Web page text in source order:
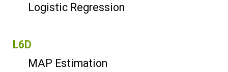
Logistic Regression
L6D
MAP Estimation